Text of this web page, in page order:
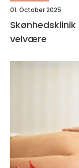
01. October 2025
Skønhedsklinik
velvære